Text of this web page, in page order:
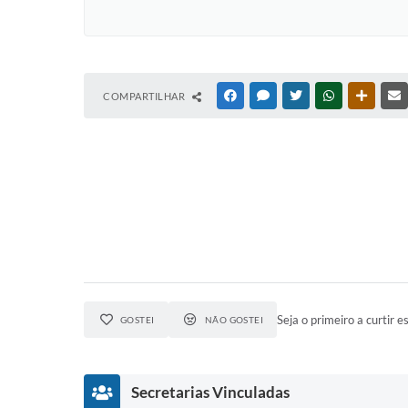
COMPARTILHAR FACEBOOKMESSENGER
TWITTERWHATSAPP
GOSTEI NÃO GOSTEI Seja o primeiro a curtir
Secretarias Vinculadas